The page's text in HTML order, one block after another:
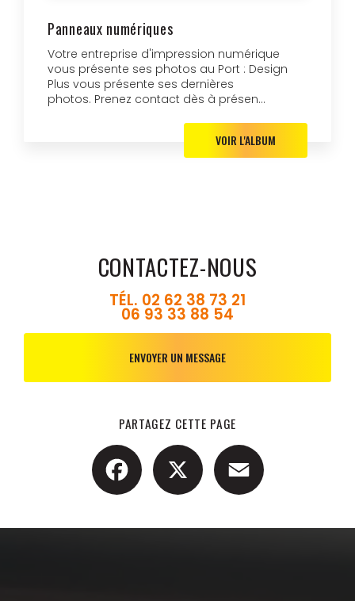
Panneaux numériques
Votre entreprise d'impression numérique
vous présente ses photos au Port : Design
Plus vous présente ses dernières
photos. Prenez contact dès à présen...
VOIR L'ALBUM
CONTACTEZ-NOUS
TÉL. 02 62 38 73 21
06 93 33 88 54
ENVOYER UN MESSAGE
PARTAGEZ CETTE PAGE
Facebook